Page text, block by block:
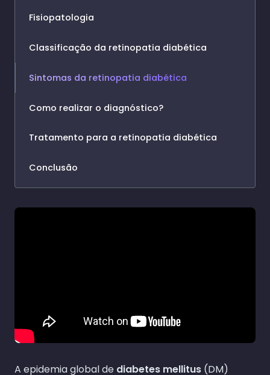
Fisiopatologia
Classificação da retinopatia diabética
Sintomas da retinopatia diabética
Como realizar o diagnóstico?
Tratamento para a retinopatia diabética
Conclusão
A epidemia global de diabetes mellitus (DM)